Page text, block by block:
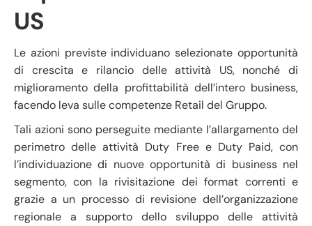
US
Le azioni previste individuano selezionate opportunità
di crescita e rilancio delle attività US, nonché di
miglioramento della profittabilità dell’intero business,
facendo leva sulle competenze Retail del Gruppo.
Tali azioni sono perseguite mediante l’allargamento del
perimetro delle attività Duty Free e Duty Paid, con
l’individuazione di nuove opportunità di business nel
segmento, con la rivisitazione dei format correnti e
grazie a un processo di revisione dell’organizzazione
regionale a supporto dello sviluppo delle attività